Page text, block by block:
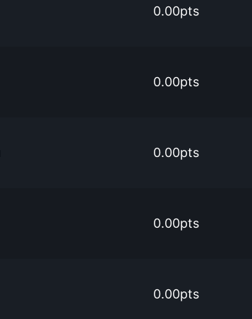
0.00pts
0.00pts
0.00pts
0.00pts
0.00pts